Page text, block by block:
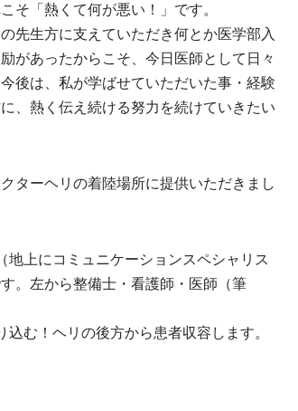
そ「熱くて何が悪い！」です。
先生方に支えていただき何とか医学部入
があったからこそ、今日医師として日々
後は、私が学ばせていただいた事・経験
、熱く伝え続ける努力を続けていきたい
ターヘリの着陸場所に提供いただきまし
上にコミュニケーションスペシャリス
。左から整備士・看護師・医師（筆
む！ヘリの後方から患者収容します。